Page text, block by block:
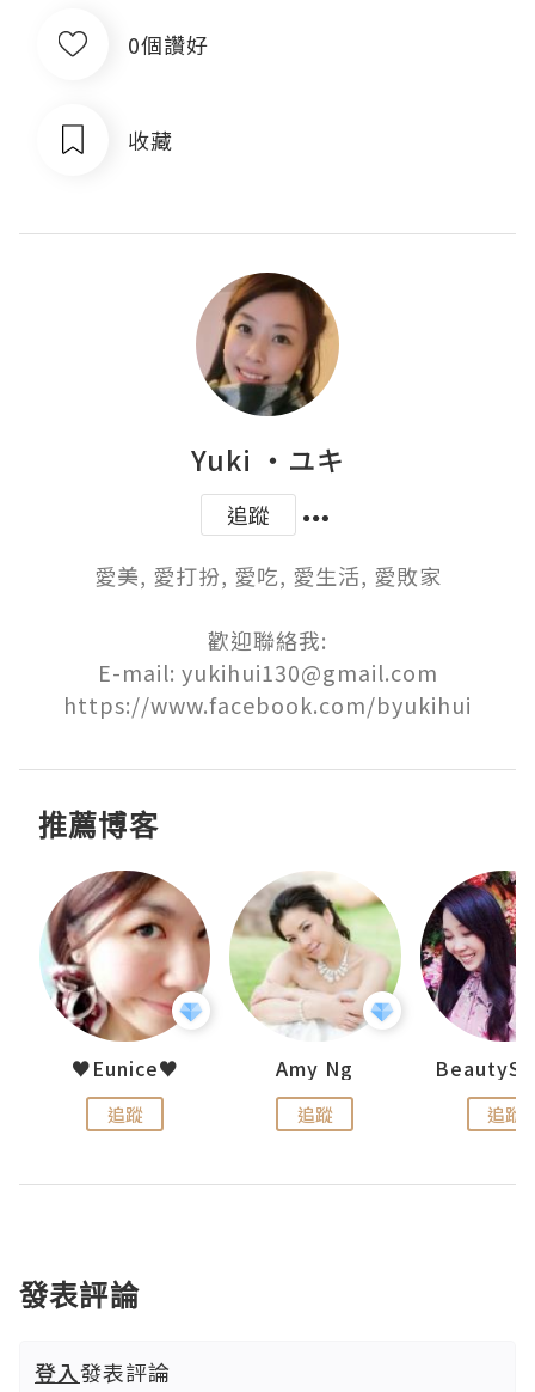
0個讚好
收藏
Yuki ‧ユキ
追蹤
愛美, 愛打扮, 愛吃, 愛生活, 愛敗家
歡迎聯絡我:
E-mail: yukihui130@gmail.com
推薦博客
♥Eunice♥
追蹤
Amy Ng
追蹤 追蹤
發表評論
登入發表評論